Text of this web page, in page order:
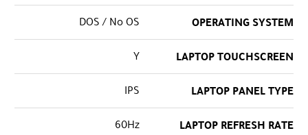
OPERATING SYSTEM
DOS / No OS
LAPTOP TOUCHSCREEN
Y
LAPTOP PANEL TYPE
IPS
LAPTOP REFRESH RATE
60Hz